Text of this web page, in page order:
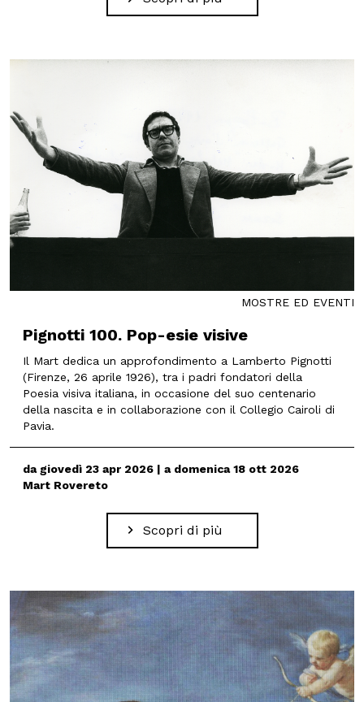
MOSTRE ED EVENTI
Pignotti 100. Pop-esie visive
Il Mart dedica un approfondimento a Lamberto Pignotti
(Firenze, 26 aprile 1926), tra i padri fondatori della
Poesia visiva italiana, in occasione del suo centenario
della nascita e in collaborazione con il Collegio Cairoli di
Pavia.
da giovedì 23 apr 2026 | a domenica 18 ott 2026
Mart Rovereto
Scopri di più